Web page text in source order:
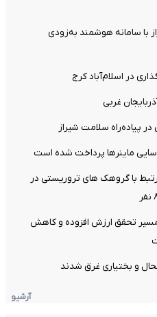
با سامانه هوشمند به‌زودی
در اسلام‌آباد کرج
غربی
با گروهک های تروریستی در
مسیر تحقق ارزش افزوده و کاهش
آرشیو